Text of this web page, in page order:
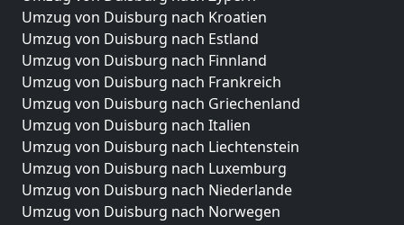
Umzug von Duisburg nach Kroatien
Umzug von Duisburg nach Estland
Umzug von Duisburg nach Finnland
Umzug von Duisburg nach Frankreich
Umzug von Duisburg nach Griechenland
Umzug von Duisburg nach Italien
Umzug von Duisburg nach Liechtenstein
Umzug von Duisburg nach Luxemburg
Umzug von Duisburg nach Niederlande
Umzug von Duisburg nach Norwegen